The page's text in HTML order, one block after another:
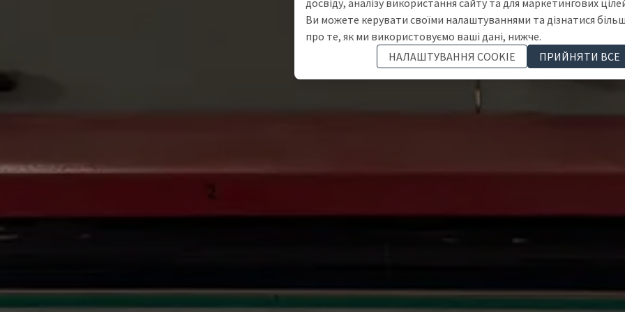
досвіду, аналізу використання сайту та для маркетингових
Ви можете керувати своїми налаштуваннями та дізнатися
про те, як ми використовуємо ваші дані, нижче.
НАЛАШТУВАННЯ COOKIE
ПРИЙНЯТИ ВСЕ